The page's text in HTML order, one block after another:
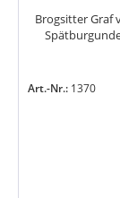
Brogsitter Graf
Art.-Nr.: 1370